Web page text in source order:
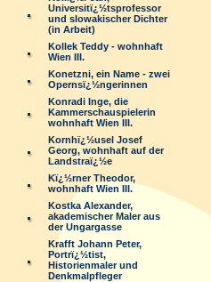
Universitï¿½tsprofessor
und slowakischer Dichter
(in Arbeit)
Kollek Teddy - wohnhaft
Wien III.
Konetzni, ein Name - zwei
Opernsï¿½ngerinnen
Konradi Inge, die
Kammerschauspielerin
wohnhaft Wien III.
Kornhï¿½usel Josef
Georg, wohnhaft auf der
Landstraï¿½e
Kï¿½rner Theodor,
wohnhaft Wien III.
Kostka Alexander,
akademischer Maler aus
der Ungargasse
Krafft Johann Peter,
Portrï¿½tist,
Historienmaler und
Denkmalpfleger